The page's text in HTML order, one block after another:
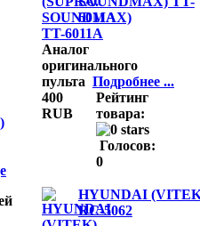
6011A
Аналог
оригинального
пульта Подробнее ...
400
RUB
Рейтинг
товара:
Голосов:
0
HYUNDAI
RC-5062